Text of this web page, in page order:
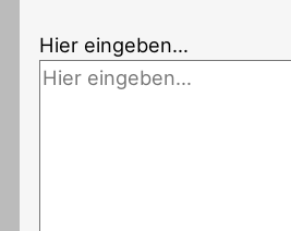
Hier eingeben…